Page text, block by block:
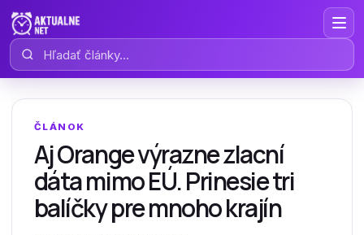
Hľadať články
ČLÁNOK
Aj Orange výrazne zlacní
dáta mimo EÚ. Prinesie tri
balíčky pre mnoho krajín